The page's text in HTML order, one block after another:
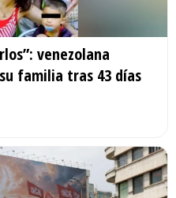
venezolana
familia tras 43 días